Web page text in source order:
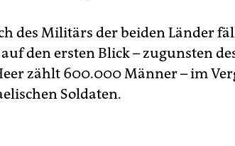
des Militärs der beiden Länder
den ersten Blick – zugunsten
zählt 600.000 Männer – im
Soldaten.